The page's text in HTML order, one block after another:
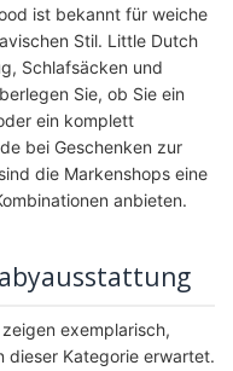
ist bekannt für weiche
Stil. Little Dutch
Schlafsäcken und
Sie, ob Sie ein
ein komplett
bei Geschenken zur
die Markenshops eine
anbieten.
exemplarisch,
dieser Kategorie erwartet.